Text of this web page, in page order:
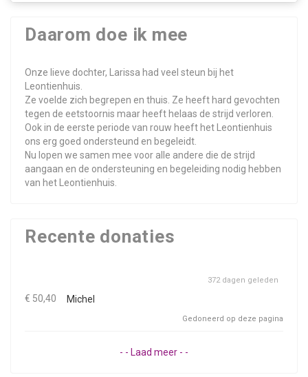
Daarom doe ik mee
Onze lieve dochter, Larissa had veel steun bij het
Leontienhuis.
Ze voelde zich begrepen en thuis. Ze heeft hard gevochten
tegen de eetstoornis maar heeft helaas de strijd verloren.
Ook in de eerste periode van rouw heeft het Leontienhuis
ons erg goed ondersteund en begeleidt.
Nu lopen we samen mee voor alle andere die de strijd
aangaan en de ondersteuning en begeleiding nodig hebben
van het Leontienhuis.
Recente donaties
€ 50,40 Michel
372 dagen geleden
Gedoneerd op deze pagina
- - Laad meer - -